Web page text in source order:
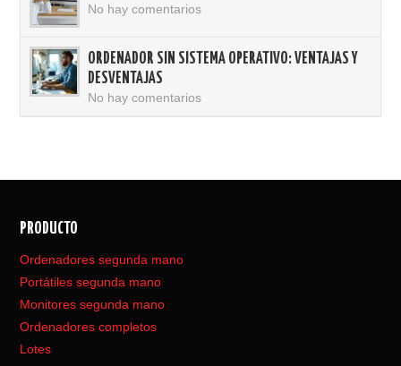
No hay comentarios
ORDENADOR SIN SISTEMA OPERATIVO: VENTAJAS Y
DESVENTAJAS
No hay comentarios
PRODUCTO
Ordenadores segunda mano
Portátiles segunda mano
Monitores segunda mano
Ordenadores completos
Lotes